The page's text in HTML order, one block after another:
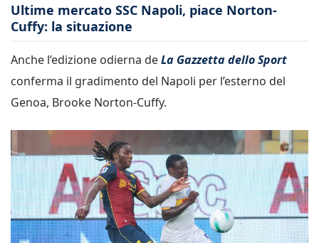
Ultime mercato SSC Napoli, piace Norton-
Cuffy: la situazione
Anche l’edizione odierna deLa Gazzetta dello Sport
conferma il gradimento del Napoli per l’esterno del
Genoa, Brooke Norton-Cuffy.